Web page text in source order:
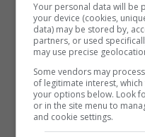
1 cipolla
1 gambo di
1 carota
150 gr di vino
200 gr di
500 gr di
Your personal data will be
your device (cookies,
data) may be stored by,
partners, or used
may use precise
Some vendors may
of legitimate interest,
your options below. Look
or in the site menu to
and cookie settings.